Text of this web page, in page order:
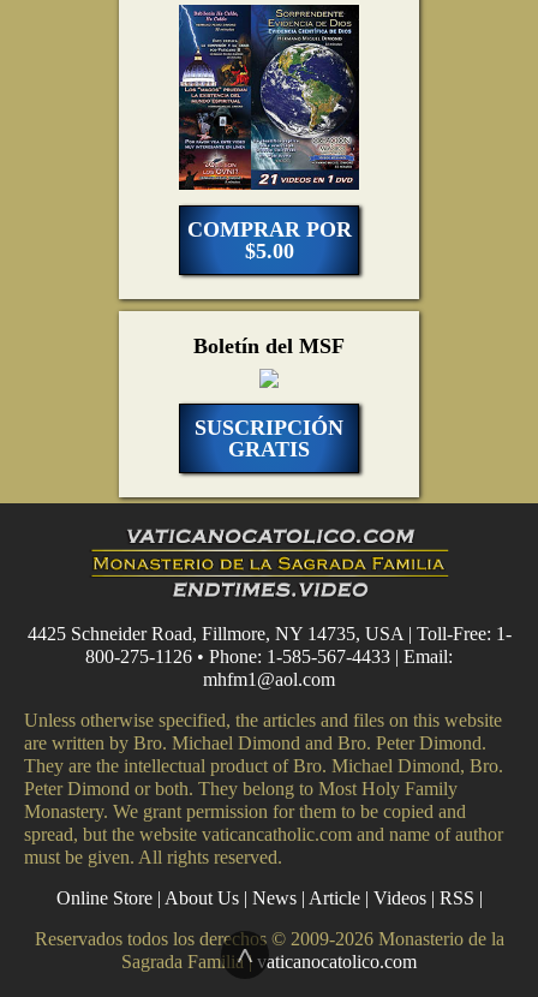
^
COMPRAR POR
$5.00
Boletín del MSF
SUSCRIPCIÓN
GRATIS
4425 Schneider Road, Fillmore, NY 14735, USA | Toll-Free: 1-
800-275-1126 • Phone: 1-585-567-4433 | Email:
mhfm1@aol.com
Unless otherwise specified, the articles and files on this website
are written by Bro. Michael Dimond and Bro. Peter Dimond.
They are the intellectual product of Bro. Michael Dimond, Bro.
Peter Dimond or both. They belong to Most Holy Family
Monastery. We grant permission for them to be copied and
spread, but the website vaticancatholic.com and name of author
must be given. All rights reserved.
Online Store| About Us| News| Article| Videos| RSS |
Reservados todos los derechos © 2009-2026 Monasterio de la
Sagrada Familia | vaticanocatolico.com